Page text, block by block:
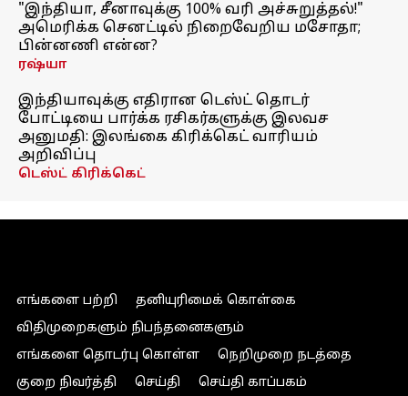
"இந்தியா, சீனாவுக்கு 100% வரி அச்சுறுத்தல்!"
அமெரிக்க செனட்டில் நிறைவேறிய மசோதா;
பின்னணி என்ன?
ரஷ்யா
இந்தியாவுக்கு எதிரான டெஸ்ட் தொடர்
போட்டியை பார்க்க ரசிகர்களுக்கு இலவச
அனுமதி: இலங்கை கிரிக்கெட் வாரியம்
அறிவிப்பு
டெஸ்ட் கிரிக்கெட்
எங்களை பற்றி
தனியுரிமைக் கொள்கை
விதிமுறைகளும் நிபந்தனைகளும்
எங்களை தொடர்பு கொள்ள
நெறிமுறை நடத்தை
குறை நிவர்த்தி
செய்தி செய்தி காப்பகம்